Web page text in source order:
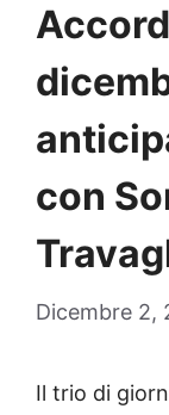
con
Dicembre 2,
Il trio di